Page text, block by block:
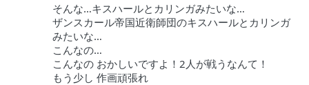
そんな…キスハールとカリンガみたいな…
ザンスカール帝国近衛師団のキスハールとカリンガ
みたいな…
こんなの…
こんなの おかしいですよ！2人が戦うなんて！
もう少し 作画頑張れ